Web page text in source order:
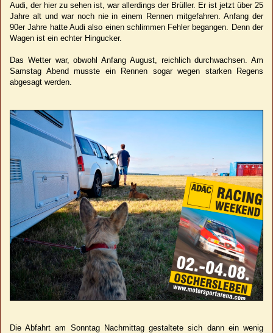
Audi, der hier zu sehen ist, war allerdings der Brüller. Er ist jetzt über 25
Jahre alt und war noch nie in einem Rennen mitgefahren. Anfang der
90er Jahre hatte Audi also einen schlimmen Fehler begangen. Denn der
Wagen ist ein echter Hingucker.
Das Wetter war, obwohl Anfang August, reichlich durchwachsen. Am
Samstag Abend musste ein Rennen sogar wegen starken Regens
abgesagt werden.
Die Abfahrt am Sonntag Nachmittag gestaltete sich dann ein wenig